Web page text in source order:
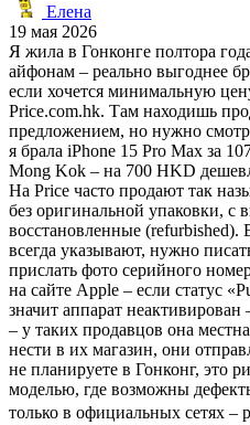
Елена
19 мая 2026
Я жила в Гонконге полтора
айфонам – реально выгоднее
если хочется минимальную
Price.com.hk. Там находишь
предложением, но нужно
я брала iPhone 15 Pro Max за
Mong Kok – на 700 HKD
На Price часто продают так
без оригинальной упаковки, с
восстановленные (refurbished).
всегда указывают, нужно
прислать фото серийного
на сайте Apple – если статус
значит аппарат неактивирован
– у таких продавцов она
нести в их магазин, они
не планируете в Гонконг, это
моделью, где возможны
только в официальных сетях –